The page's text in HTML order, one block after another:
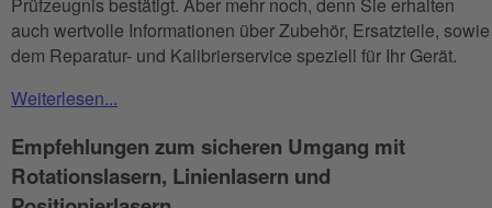
Prüfzeugnis bestätigt. Aber mehr noch, denn Sie erhalten
auch wertvolle Informationen über Zubehör, Ersatzteile, sowie
dem Reparatur- und Kalibrierservice speziell für Ihr Gerät.
Weiterlesen...
Empfehlungen zum sicheren Umgang mit
Rotationslasern, Linienlasern und